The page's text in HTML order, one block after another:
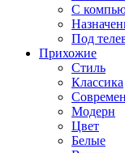
С
Под
Прихожие
Стиль
Классика
Модерн
Цвет
Белые